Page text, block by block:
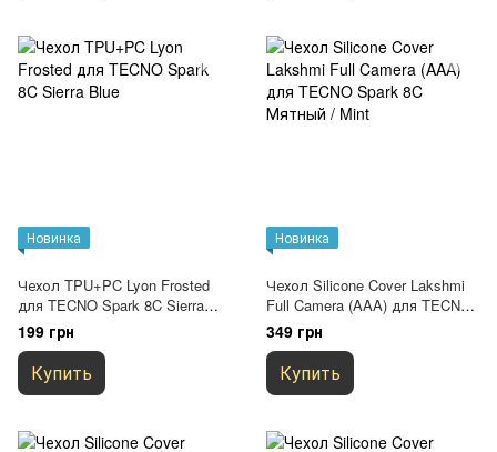
Новинка
Чехол TPU+PC Lyon Frosted
для TECNO Spark 8C Sierra
Blue
199 грн
Купить
Новинка
Чехол Silicone Cover Lakshmi
Full Camera (AAA) для TECNO
Spark 8C Мятный / Mint
349 грн
Купить